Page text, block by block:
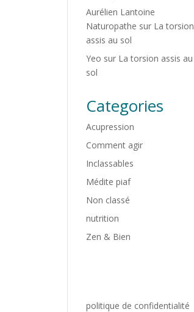
Aurélien Lantoine
Naturopathe sur La torsion
assis au sol
Yeo sur La torsion assis au
sol
Categories
Acupression
Comment agir
Inclassables
Médite piaf
Non classé
nutrition
Zen & Bien
politique de confidentialité